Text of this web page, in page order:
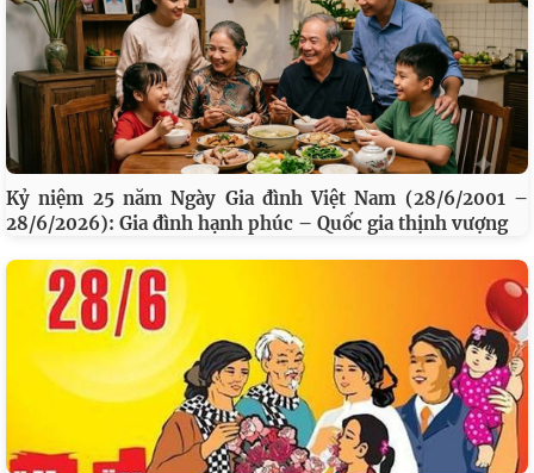
Kỷ niệm 25 năm Ngày Gia đình Việt Nam (28/6/2001 –
28/6/2026): Gia đình hạnh phúc – Quốc gia thịnh vượng